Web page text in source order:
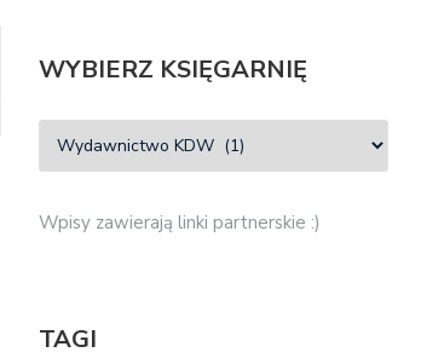
WYBIERZ KSIĘGARNIĘ
Wpisy zawierają linki partnerskie :)
TAGI